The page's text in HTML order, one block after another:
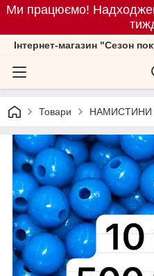
Ми працюємо!
Iнтернет-магазин "Сезон
Товари НАМИСТИНИ